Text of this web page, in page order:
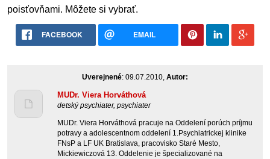
poisťovňami. Môžete si vybrať.
FACEBOOK EMAIL
Uverejnené: 09.07.2010, Autor:
MUDr. Viera Horváthová
detský psychiater, psychiater
MUDr. Viera Horváthová pracuje na Oddelení porúch príjmu
potravy a adolescentnom oddelení 1.Psychiatrickej klinike
FNsP a LF UK Bratislava, pracovisko Staré Mesto,
Mickiewiczová 13. Oddelenie je špecializované na